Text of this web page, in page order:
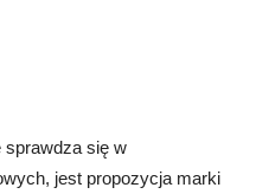
sprawdza się w
jest propozycja marki